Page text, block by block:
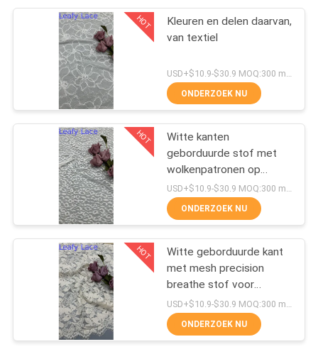
NIEUWS
VRAAG
EEN
OFFERTE
AAN
SITEMAP
PRIVACYBELEID
Geribde Kantstof
3D Bloemenkantstof
47
14
HOT
Kleuren en delen daarvan,
van textiel
ONDERZOEK NU
HOT
Witte kanten
geborduurde stof met
wolkenpatronen op
gaasgrond voor
trouwjurken
USD+$10.9-$30.9 MOQ:300 meter.
ONDERZOEK NU
HOT
Witte geborduurde kant
met mesh precision
breathe stof voor
formele kleding
USD+$10.9-$30.9 MOQ:300 meter.
ONDERZOEK NU